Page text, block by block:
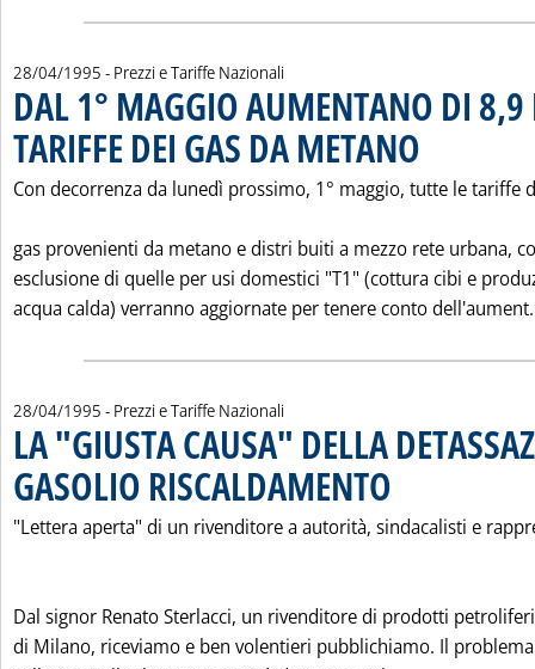
28/04/1995 - Prezzi e Tariffe Nazionali
DAL 1° MAGGIO AUMENTANO DI
TARIFFE DEI GAS DA METANO
Con decorrenza da lunedì prossimo, 1° maggio, tutte le tariffe
gas provenienti da metano e distri buiti a mezzo rete urbana,
esclusione di quelle per usi domestici "T1" (cottura cibi e
acqua calda) verranno aggiornate per tenere conto
28/04/1995 - Prezzi e Tariffe Nazionali
LA "GIUSTA CAUSA" DELLA
GASOLIO RISCALDAMENTO
"Lettera aperta" di un rivenditore a autorità, sindacalisti e
Dal signor Renato Sterlacci, un rivenditore di prodotti petroliferi
di Milano, riceviamo e ben volentieri pubblichiamo. Il problema